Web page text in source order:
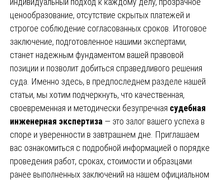
ценообразование, отсутствие скрытых платежей и
строгое соблюдение согласованных сроков. Итоговое
заключение, подготовленное нашими экспертами,
станет надежным фундаментом вашей правовой
позиции и позволит добиться справедливого решения
суда. Именно здесь, в предпоследнем разделе нашей
статьи, мы хотим подчеркнуть, что качественная,
своевременная и методически безупречная судебная
инженерная экспертиза — это залог вашего успеха в
споре и уверенности в завтрашнем дне. Приглашаем
вас ознакомиться с подробной информацией о порядке
проведения работ, сроках, стоимости и образцами
ранее выполненных заключений на нашем официальном